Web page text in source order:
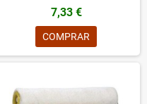
7,33 €
COMPRAR